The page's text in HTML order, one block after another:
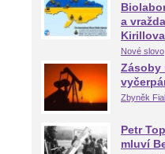
a
Kirillova
Nové slovo
Zásoby
Zbyněk
Petr
mluví